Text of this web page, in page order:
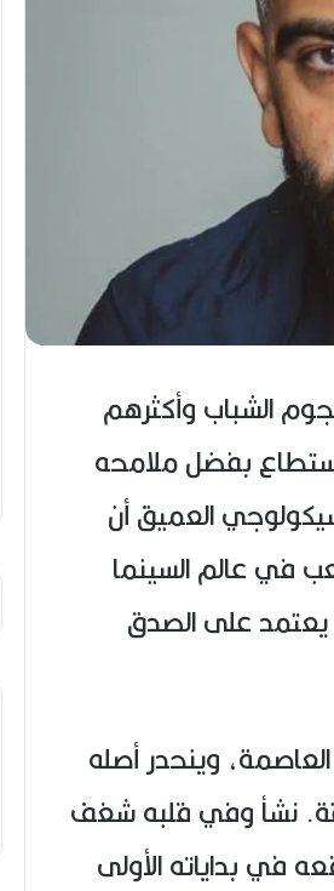
الشباب وأكثرهم
استطاع بفضل ملامحه
العميق أن
في عالم السينما
يعتمد على الصدق
25 ماي عام 1988 بالجزائر العاصمة، وينحدر أصله
نشأ وفي قلبه شغف
في بداياته الأولى